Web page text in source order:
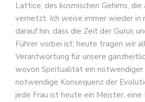
Lattice, des kosmischen Gehirns,
vernetzt. Ich weise immer wieder in
darauf hin, dass die Zeit der Gurus
Führer vorbei ist; heute tragen wir
Verantwortung für unsere
wovon Spiritualität ein
notwendige Konsequenz der
jede Frau ist heute ein Meister, eine